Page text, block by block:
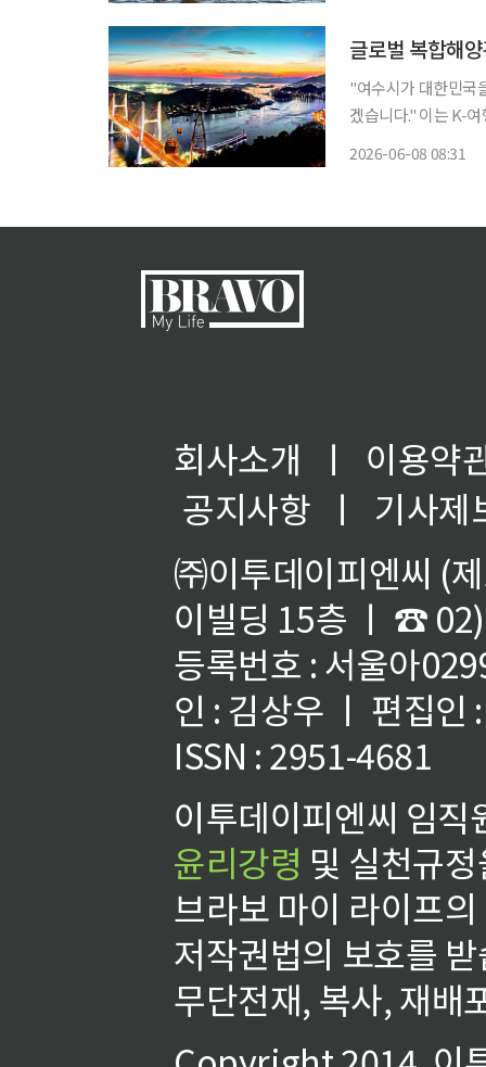
글로벌 복합해
"여수시가 대한민국
겠습니다." 이는 K-여행 성지, 전남도여수가 2026 여수세계섬박람회를 계기로 글로벌 복합
2026-06-08 08:31
회사소개 ㅣ
이용약
공지사항
ㅣ
기사제
㈜이투데이피엔씨 (
이빌딩 15층 ㅣ ☎
등록번호 : 서울아
인 : 김상우 ㅣ 편집인
ISSN : 2951-4681
이투데이피엔씨 임
윤리강령 및 실천규
브라보 마이 라이프
저작권법의 보호를
무단전재, 복사, 재배